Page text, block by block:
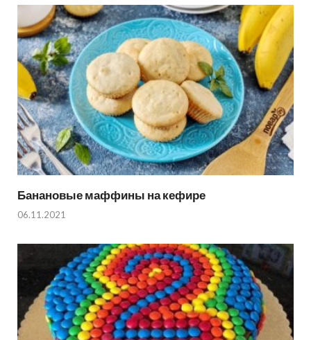
Банановые маффины на кефире
06.11.2021